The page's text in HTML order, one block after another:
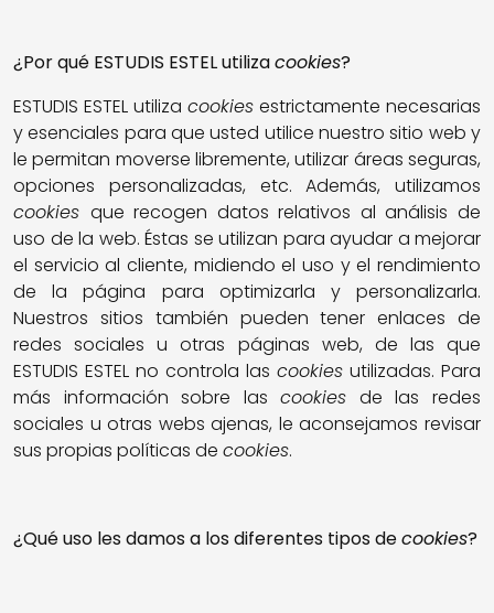
¿Por qué ESTUDIS ESTELutilizacookies?
ESTUDIS ESTEL utiliza cookies estrictamente necesarias
y esenciales para que usted utilice nuestro sitio web y
le permitan moverse libremente, utilizar áreas seguras,
opciones personalizadas, etc. Además, utilizamos
cookies que recogen datos relativos al análisis de
uso de la web. Éstas se utilizan para ayudar a mejorar
el servicio al cliente, midiendo el uso y el rendimiento
de la página para optimizarla y personalizarla.
Nuestros sitios también pueden tener enlaces de
redes sociales u otras páginas web, de las que
ESTUDIS ESTEL no controla las cookies utilizadas. Para
más información sobre lascookies de las redes
sociales u otras webs ajenas, le aconsejamos revisar
sus propias políticas de cookies.
¿Qué uso les damos a los diferentes tipos decookies?